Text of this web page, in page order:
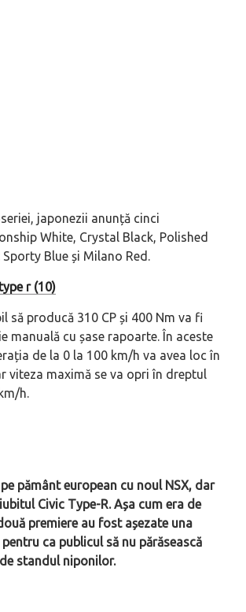
japonezii anunță cinci
White, Crystal Black, Polished
Blue și Milano Red.
să producă 310 CP și 400 Nm va fi
manuală cu șase rapoarte. În aceste
de la 0 la 100 km/h va avea loc în
viteza maximă se va opri în dreptul
h.
pământ european cu noul NSX, dar
Civic Type-R. Așa cum era de
premiere au fost așezate una
ca publicul să nu părăsească
standul niponilor.